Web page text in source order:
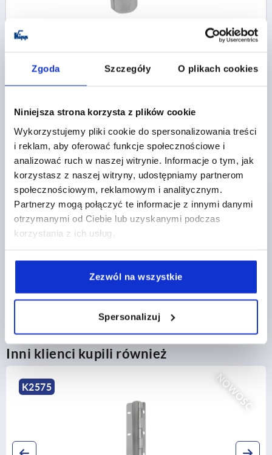
Zgoda Szczegóły O plikach cookies
Niniejsza strona korzysta z plików cookie
Wykorzystujemy pliki cookie do spersonalizowania treści
i reklam, aby oferować funkcje społecznościowe i
analizować ruch w naszej witrynie. Informacje o tym, jak
korzystasz z naszej witryny, udostępniamy partnerom
społecznościowym, reklamowym i analitycznym.
Partnerzy mogą połączyć te informacje z innymi danymi
otrzymanymi od Ciebie lub uzyskanymi podczas
korzystania z ich usług.
Zezwól na wszystkie
Spersonalizuj
ŁĄCZNIK STYKOWY 90° Ø30 Z ZABEZPIECZENIEM
PROFIL=Ø30
ESD PRZEWODZĄCE ŁADUNKI ELEKTROSTATYCZNE=TAK
56,25 PLN
plus VAT
plus koszty wysyłki
SZCZEGÓŁY PRODUKTU
CAD
Inni klienci kupili również
NOWOŚĆ K2576